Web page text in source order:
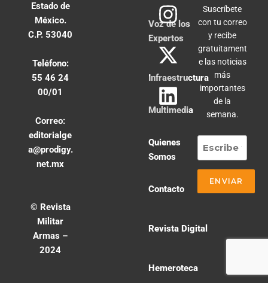
Estado de
México.
C.P. 53040
Teléfono:
55 46 24
00/01
Correo:
editorialge
a@prodigy.
net.mx
© Revista
Militar
Armas –
2024
Voz de los
Expertos
Infraestructura
Multimedia
Quienes
Somos
Contacto
Revista Digital
Hemeroteca
Suscríbete
con tu correo
y recibe
gratuitament
e las noticias
más
importantes
de la
semana.